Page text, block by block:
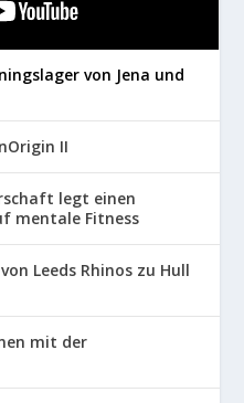
von Jena und
II
legt einen
mentale Fitness
Leeds Rhinos zu Hull
mit der